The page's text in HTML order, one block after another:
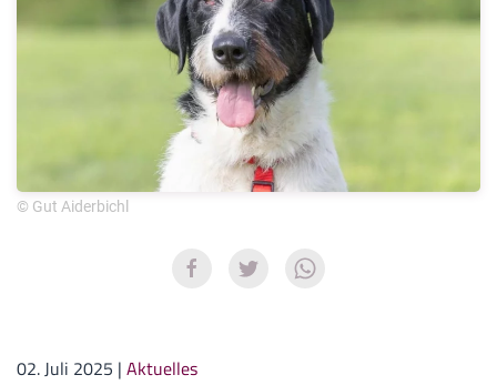
© Gut Aiderbichl
02. Juli 2025 | Aktuelles